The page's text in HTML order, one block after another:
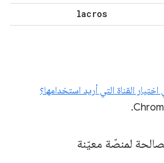
lacros
القناة التي أريد استخدامها؟
لمنصّة معيّنة